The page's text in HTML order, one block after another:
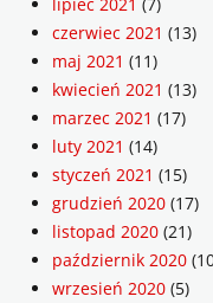
czerwiec 2021 (13)
maj 2021 (11)
kwiecień 2021 (13)
marzec 2021 (17)
luty 2021 (14)
styczeń 2021 (15)
grudzień 2020 (17)
listopad 2020 (21)
październik 2020
wrzesień 2020 (5)